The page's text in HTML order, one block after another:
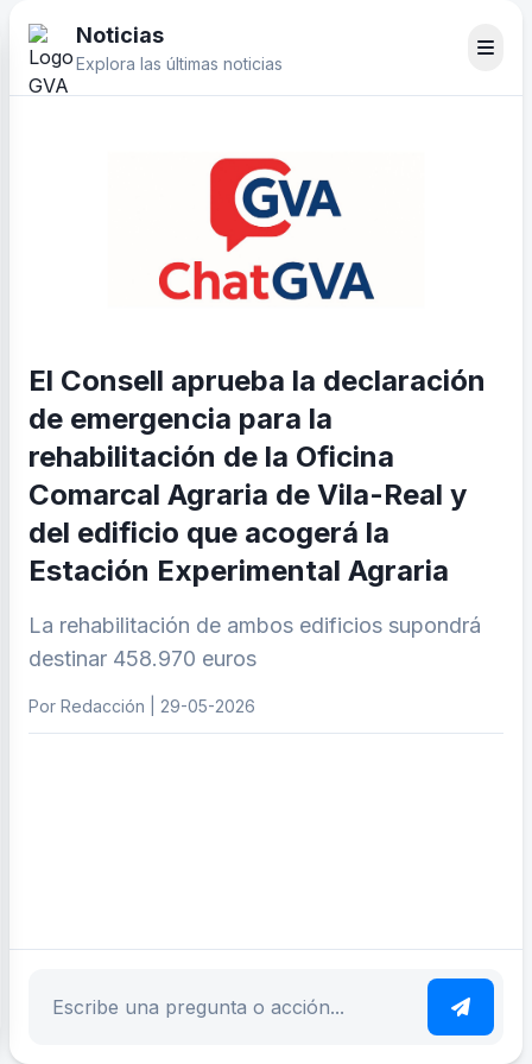
Noticias
Explora las últimas noticias
El Consell aprueba la declaración
de emergencia para la
rehabilitación de la Oficina
Comarcal Agraria de Vila-Real y
del edificio que acogerá la
Estación Experimental Agraria
La rehabilitación de ambos edificios supondrá
destinar 458.970 euros
Por Redacción | 29-05-2026
Escribe tu pregunta